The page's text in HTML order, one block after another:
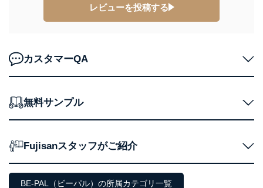
東京都渋谷区南平台町16-11
株式会社富士山マガジンサービス
田 嘉也
２．利用目的
当社が取り扱う開示対象個人情報の利用目的は次のとお
当社の定期購読サ
購入商品の配送のため
商品代金回収のため
ｅメール等による商品、サービ
ス、キャンペーン等の広告の案内
のため
レビューを投稿する
カスタマーQA
無料サンプル
Fujisanスタッフがご紹介
BE-PAL（ビーパル）の所属カテゴリ一覧